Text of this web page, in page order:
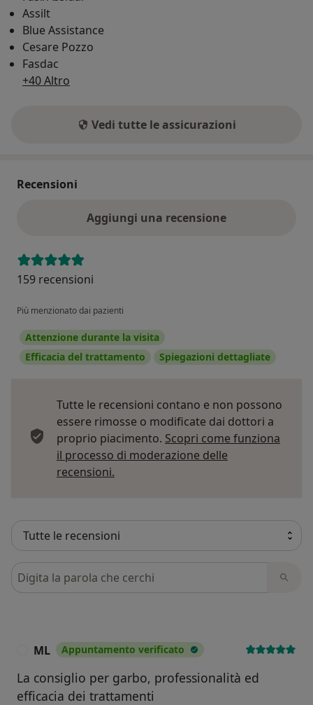
Assilt
Blue Assistance
Cesare Pozzo
Fasdac
+40 Altro
Vedi tutte le assicurazioni
Recensioni
Aggiungi una recensione
159 recensioni
Più menzionato dai pazienti
Attenzione durante la visita
Efficacia del trattamento
Spiegazioni dettagliate
Tutte le recensioni contano e non possono
essere rimosse o modificate dai dottori a
proprio piacimento. Scopri come funziona
il processo di moderazione delle
recensioni.
Cerca nelle recensioni
ML Appuntamento verificato
La consiglio per garbo, professionalità ed
efficacia dei trattamenti